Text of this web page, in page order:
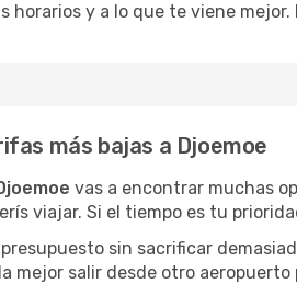
horarios y a lo que te viene
más bajas a Djoemoe
vas a encontrar muchas
viajar. Si el tiempo es tu
sin sacrificar
mejor salir desde otro